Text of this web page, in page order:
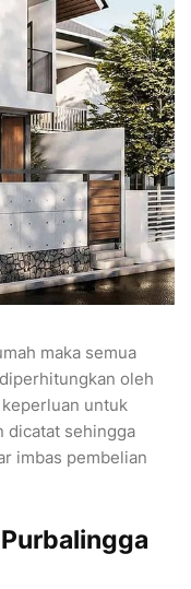
maka semua
oleh
untuk
dicatat sehingga
imbas pembelian